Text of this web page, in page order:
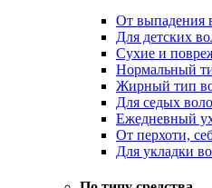
От выпадения
Для детских
Сухие и
Нормальный
Жирный тип
Для седых
Ежедневный
От перхоти,
Для укладки